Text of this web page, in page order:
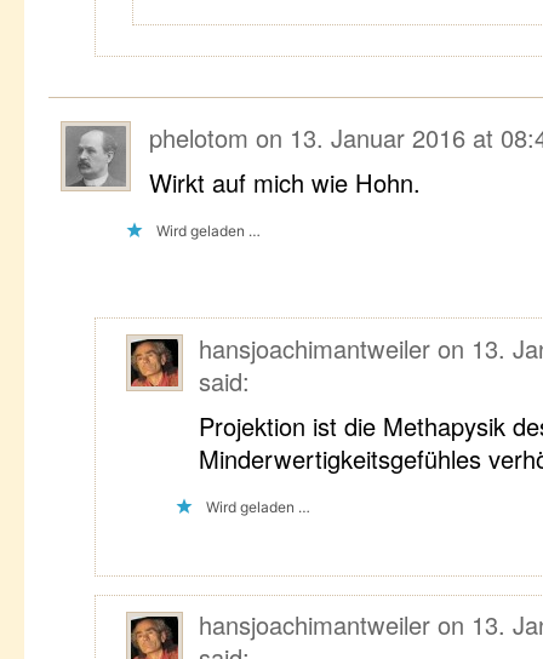
phelotom on 13. Januar 2016 at
Wirkt auf mich wie Hohn.
Wird geladen …
hansjoachimantweiler on 13.
said:
Projektion ist die Methapysik
Minderwertigkeitsgefühles
Wird geladen …
hansjoachimantweiler on 13.